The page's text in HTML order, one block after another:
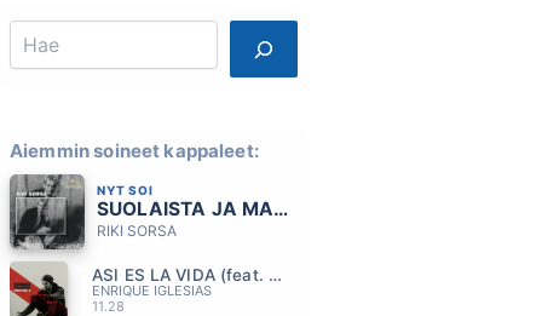
Search
Aiemmin soineet kappaleet:
NYT SOI
SUOLAISTA JA MAKEAA
RIKI SORSA
ASI ES LA VIDA (feat. Maria Becerra)
ENRIQUE IGLESIAS
11.28